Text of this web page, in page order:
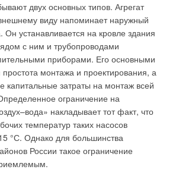
двух основных типов. Агрегат
виду напоминает наружный
Он устанавливается на кровле здания
с ним и трубопроводами
приборами. Его основными
монтажа и проектирования, а
капитальные затраты на монтаж всей
ограничение на
накладывает тот факт, что
температур таких насосов
°С. Однако для большинства
России такое ограничение
три серии
без компромиссов: новые приточно-
SHUFT UniMAX для квартиры и
2026
Royal Thermo Smalto Inverter:
и энергоэффективность
за городом: полный гид по
Ballu
2026
водонагреватели Royal Thermo: для
простого сервиса и уверенных
2026
из термостатического клапана
процесс регуляции, но они
не с температурой воздуха в
а с температурой воздуха в
К тому же, часто эти
экранами, шторами, мебелью, что
бесполезными.
из термостатического клапана
сервопривода, работающего по
термостата, приближают систему
но требуют прокладки
проводов.